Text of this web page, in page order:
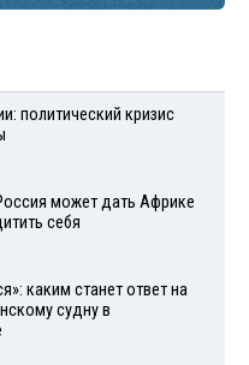
политический кризис
может дать Африке
себя
каким станет ответ на
судну в